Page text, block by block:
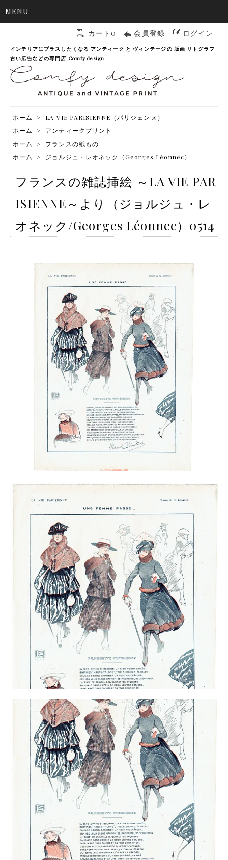
MENU
カート0 会員登録 ログイン
インテリアにプラスしたくなる アンティーク と ヴィンテージの 版画 リトグラフ
古い広告などの専門店 Comfy design
ホーム >
LA VIE PARISIENNE（パリジェンヌ）
ホーム
>
アンティークプリント
ホーム
>
フランスの紙もの
ホーム
> ジョルジュ・レオネック（Georges Léonnec）
フランスの雑誌挿絵 ～LA VIE PAR
ISIENNE～より（ジョルジュ・レ
オネック/Georges Léonnec）0514